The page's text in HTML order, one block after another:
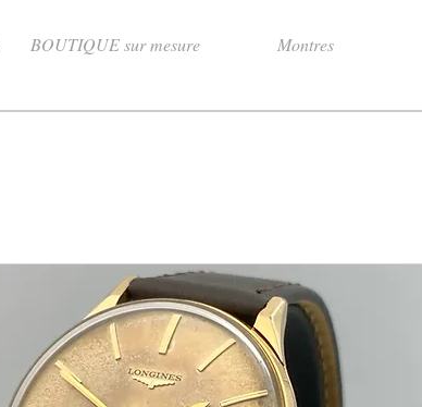
BOUTIQUE sur mesure Montres